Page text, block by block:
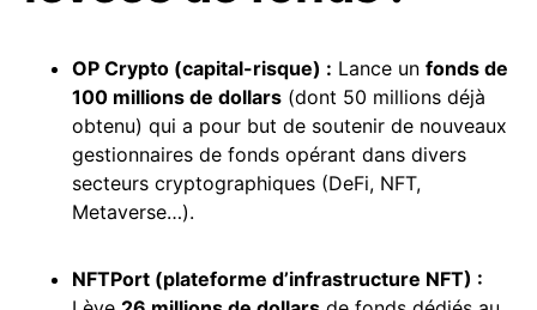
OP Crypto (capital-risque) : Lance un fonds de
100 millions de dollars (dont 50 millions déjà
obtenu) qui a pour but de soutenir de nouveaux
gestionnaires de fonds opérant dans divers
secteurs cryptographiques (DeFi, NFT,
Metaverse…).
NFTPort (plateforme d’infrastructure NFT) :